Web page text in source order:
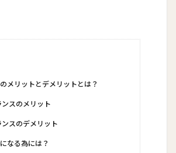
メリットとデメリットとは？
ンスのメリット
ンスのデメリット
なる為には？